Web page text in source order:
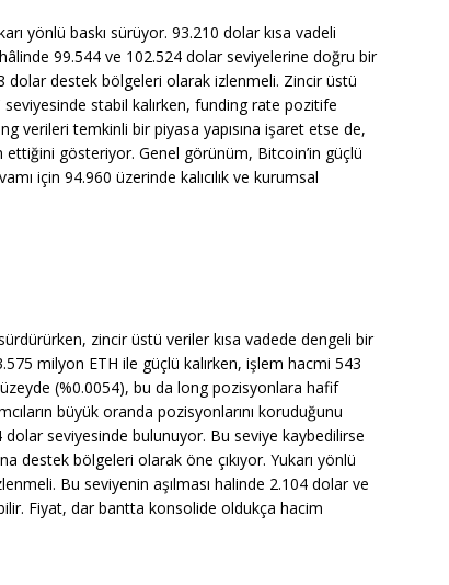
yönlü baskı sürüyor. 93.210 dolar kısa vadeli
99.544 ve 102.524 dolar seviyelerine doğru bir
dolar destek bölgeleri olarak izlenmeli. Zincir üstü
stabil kalırken, funding rate pozitife
verileri temkinli bir piyasa yapısına işaret etse de,
ettiğini gösteriyor. Genel görünüm, Bitcoin’in güçlü
için 94.960 üzerinde kalıcılık ve kurumsal
zincir üstü veriler kısa vadede dengeli bir
milyon ETH ile güçlü kalırken, işlem hacmi 543
(%0.0054), bu da long pozisyonlara hafif
büyük oranda pozisyonlarını koruduğunu
dolar seviyesinde bulunuyor. Bu seviye kaybedilirse
destek bölgeleri olarak öne çıkıyor. Yukarı yönlü
Bu seviyenin aşılması halinde 2.104 dolar ve
Fiyat, dar bantta konsolide oldukça hacim